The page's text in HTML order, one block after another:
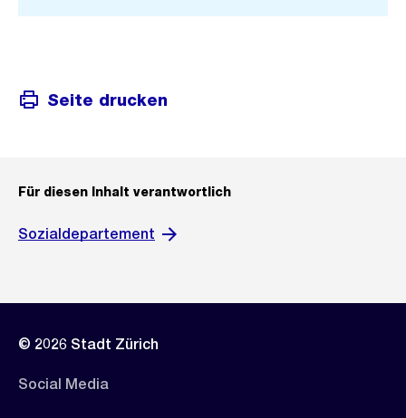
Seite drucken
Für diesen Inhalt verantwortlich
Sozialdepartement
© 2026 Stadt Zürich
Social Media